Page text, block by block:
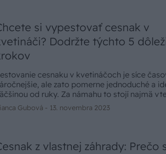
si vypestovať cesnak v
Dodržte týchto 5
cesnaku v kvetináčoch je síce
ale zato pomerne jednoduché a
od ruky. Za námahu to stojí najmä
s výsadbou cesnaku na záhrade čakali príliš
je už zamrznutá, alebo ak na pestovanie
ako vnútri, tak aj vonku, takže ho
Gubová - 13. novembra 2023
z vlastnej záhrady: Prečo